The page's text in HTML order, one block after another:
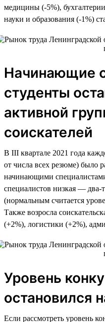
медицины (-5%),
науки и образования (-1%)
Начинающие
студенты
активной
соискателей
В III квартале 2021 года
от числа всех резюме) было
начинающими
специалистов низкая — два-
(нормальным считается
Также возросла
(+2%), логистики (+2%),
Уровень
остановился
Если рассмотреть уровень